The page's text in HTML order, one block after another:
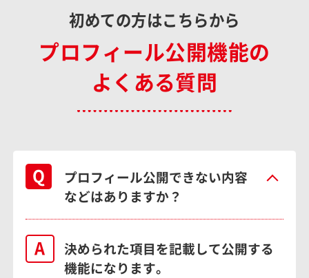
初めての方はこちらから
プロフィール公開機能の
よくある質問
プロフィール公開できない内容
などはありますか？
決められた項目を記載して公開する
機能になります。